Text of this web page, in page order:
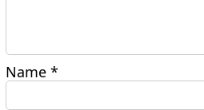
Name*